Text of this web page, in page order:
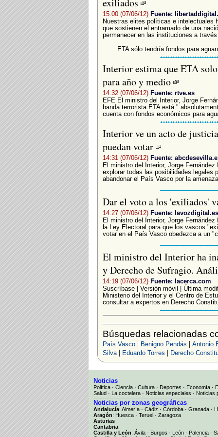
15:00 (07/06/12) Fuente:
Nuestras elites políticas e intelectuales
que sostienen el entramado de una
permanecer en las instituciones a
ETA sólo tendría fondos para
Interior estima que ETA
para año y medio
14:32 (07/06/12) Fuente: rtve.es
EFE El ministro del Interior, Jorge
banda terrorista ETA está "
cuenta con fondos económicos para
Interior ve un acto de
puedan votar
14:31 (07/06/12) Fuente:
El ministro del Interior, Jorge
explorar todas las posibilidades legales
abandonar el País Vasco por la
Dar el voto a los 'exiliados'
14:27 (07/06/12) Fuente: lavozdigital.es
El ministro del Interior, Jorge
la Ley Electoral para que los vascos
votar en el País Vasco obedezca a un
El ministro del Interior ha
y Derecho de Sufragio.
14:19 (07/06/12) Fuente: lacerca.com
Suscríbase | Versión móvil | Última
Ministerio del Interior y el Centro de
consultar a expertos en Derecho
Búsquedas relacionadas
País Vasco| Benigno Pendás | Antonio
Silva| Eduardo Torres | Derecho
Noticias
Política · Ciencia · Cultura · Deportes · Economía ·
Salud · La coctelera · Noticias especiales · Noticias
Noticias por zonas geográficas
Andalucía: Almería · Cádiz · Córdoba · Granada ·
Aragón: Huesca · Teruel · Zaragoza
Asturias
Cantabria
Castilla y León: Ávila · Burgos · León · Palencia ·